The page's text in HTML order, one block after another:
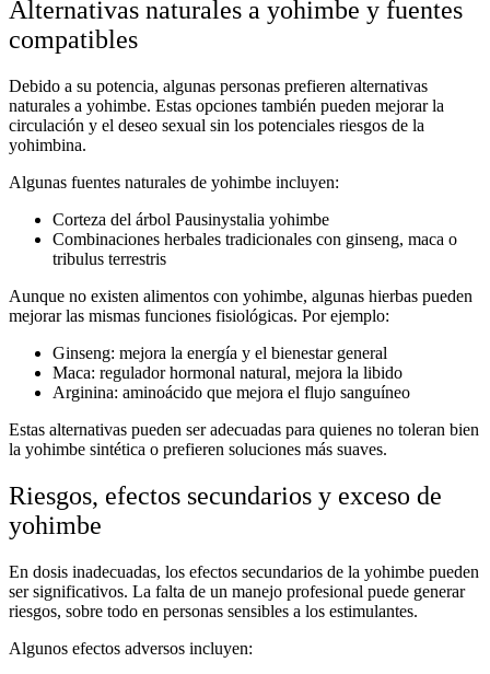
Alternativas naturales a yohimbe y fuentes
compatibles
Debido a su potencia, algunas personas prefieren alternativas
naturales a yohimbe. Estas opciones también pueden mejorar la
circulación y el deseo sexual sin los potenciales riesgos de la
yohimbina.
Algunas fuentes naturales de yohimbe incluyen:
Corteza del árbol Pausinystalia yohimbe
Combinaciones herbales tradicionales con ginseng, maca o
tribulus terrestris
Aunque no existen alimentos con yohimbe, algunas hierbas pueden
mejorar las mismas funciones fisiológicas. Por ejemplo:
Ginseng: mejora la energía y el bienestar general
Maca: regulador hormonal natural, mejora la libido
Arginina: aminoácido que mejora el flujo sanguíneo
Estas alternativas pueden ser adecuadas para quienes no toleran bien
la yohimbe sintética o prefieren soluciones más suaves.
Riesgos, efectos secundarios y exceso de
yohimbe
En dosis inadecuadas, los efectos secundarios de la yohimbe pueden
ser significativos. La falta de un manejo profesional puede generar
riesgos, sobre todo en personas sensibles a los estimulantes.
Algunos efectos adversos incluyen: